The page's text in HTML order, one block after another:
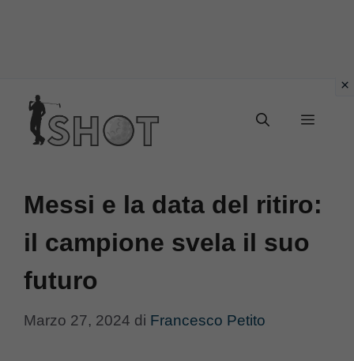
contenuto
Menu
Messi e la data del ritiro:
il campione svela il suo
futuro
Marzo 27, 2024 di Francesco Petito